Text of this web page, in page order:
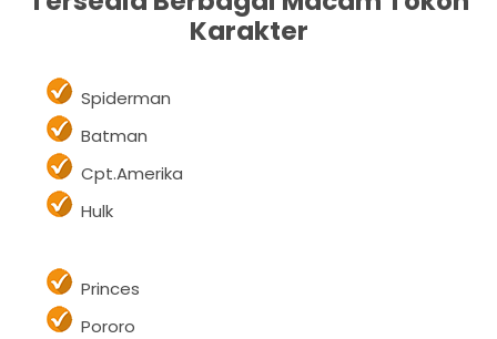
Tersedia Berbagai Macam Tokoh
Spiderman
Batman
Hulk